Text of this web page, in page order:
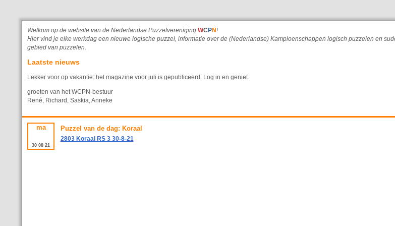
Welkom op de website van de Nederlandse Puzzelvereniging WC PN !
Hier vind je elke werkdag een nieuwe logische puzzel, informatie over de (Nederlandse) Kampioenschappen logisch puzzelen en
gebied van puzzelen.
Laatste nieuws
Lekker voor op vakantie: het magazine voor juli is gepubliceerd. Log in en geniet.
groeten van het WCPN-bestuur
René, Richard, Saskia, Anneke
ma
30 08 21
Puzzel van de dag: Koraal
2803 Koraal RS 3 30-8-21